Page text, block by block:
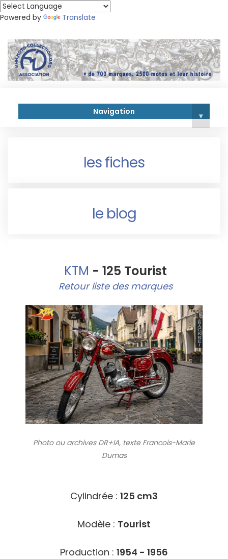
Powered by Translate
Navigation ▾
les fiches
le blog
KTM - 125 Tourist
Retour liste des marques
Photo ou archivesDR+IA, texte Francois-Marie
Dumas
Cylindrée : 125 cm3
Modèle : Tourist
Production : 1954 - 1956